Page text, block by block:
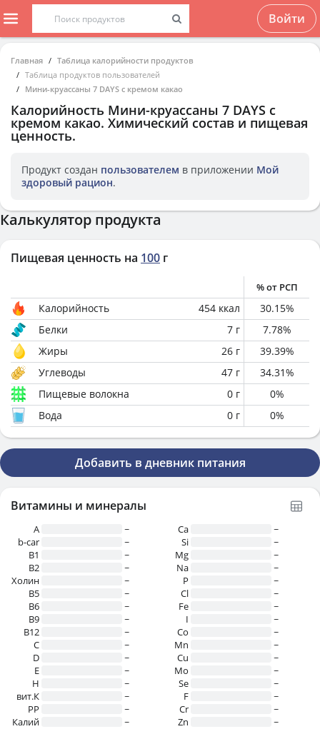
Войти
Главная
Таблица калорийности продуктов
Таблица продуктов пользователей
Мини-круассаны 7 DAYS с кремом какао
Калорийность Мини-круассаны 7 DAYS с
кремом какао. Химический состав и пищевая
ценность.
Продукт создан пользователем в приложении Мой
здоровый рацион.
Калькулятор продукта
Пищевая ценность на 100 г
% от РСП
Калорийность 454 ккал 30.15%
Белки
7 г 7.78%
Жиры
26 г 39.39%
Углеводы
47 г 34.31%
Пищевые волокна
0 г 0%
Вода
0 г 0%
Добавить в дневник питания
Витамины и минералы
A
~
b-car
~
В1
~
B2
~
Холин
~
B5
~
B6
~
B9
~
B12
~
C
~
D
~
E
~
H
~
вит.К
~
PP
~
Калий
~
Ca
~
Si
~
Mg
~
Na
~
P
~
Cl
~
Fe
~
I
~
Co
~
Mn
~
Cu
~
Mo
~
Se
~
F
~
Cr
~
Zn
~